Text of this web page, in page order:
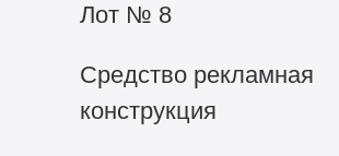
Лот № 8
Средство рекламная
конструкция